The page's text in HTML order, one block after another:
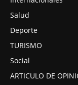
Salud
Deporte
TURISMO
Social
ARTICULO DE